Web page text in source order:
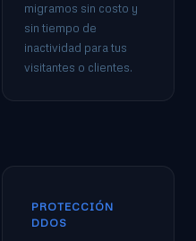
migramos sin costo y
sin tiempo de
inactividad para tus
visitantes o clientes.
PROTECCIÓN
DDOS